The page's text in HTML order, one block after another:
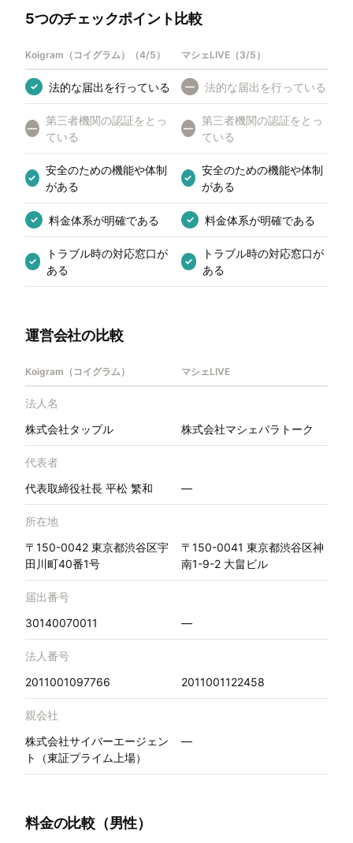
5つのチェックポイント比較
Koigram（コイグラム） （4/5 ） マシェLIVE （3/5 ）
✓ 法的な届出を行っている — 法的な届出を行っている
—
第三者機関の認証をとっ
ている
—
第三者機関の認証をとっ
ている
✓
安全のための機能や体制
がある
✓
安全のための機能や体制
がある
✓ 料金体系が明確である ✓ 料金体系が明確である
✓
トラブル時の対応窓口が
ある
✓
トラブル時の対応窓口が
ある
運営会社の比較
Koigram（コイグラム） マシェLIVE
法人名
株式会社タップル
株式会社マシェバラトーク
代表者
代表取締役社長 平松 繁和
—
所在地
〒150-0042 東京都渋谷区宇
田川町40番1号
〒150-0041 東京都渋谷区神
南1-9-2 大畠ビル
届出番号
30140070011
—
法人番号
2011001097766
2011001122458
親会社
株式会社サイバーエージェン
ト（東証プライム上場）
—
料金の比較（男性）